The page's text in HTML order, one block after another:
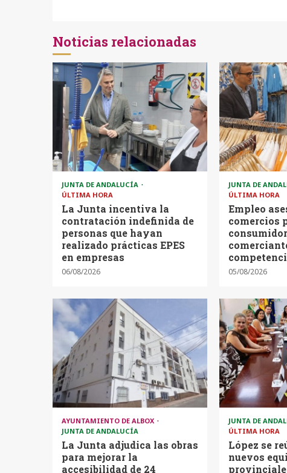
Noticias relacionadas
JUNTA DE ANDALUCÍA
ÚLTIMA HORA
La Junta incentiva la
contratación indefinida de
personas que hayan
realizado prácticas EPES
en empresas
06/08/2026
JUNTA DE
ÚLTIMA HORA
Empleo
comercios
05/08/2026
AYUNTAMIENTO DE ALBOX
JUNTA DE ANDALUCÍA
La Junta adjudica las obras
para mejorar la
accesibilidad de 24
JUNTA DE
ÚLTIMA HORA
López se
nuevos